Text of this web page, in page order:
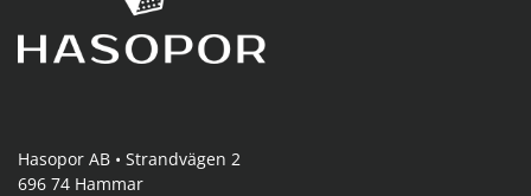
Hasopor AB • Strandvägen 2
696 74 Hammar